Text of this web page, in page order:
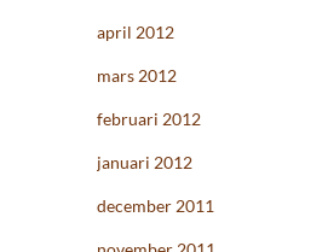
april 2012
mars 2012
februari 2012
januari 2012
december 2011